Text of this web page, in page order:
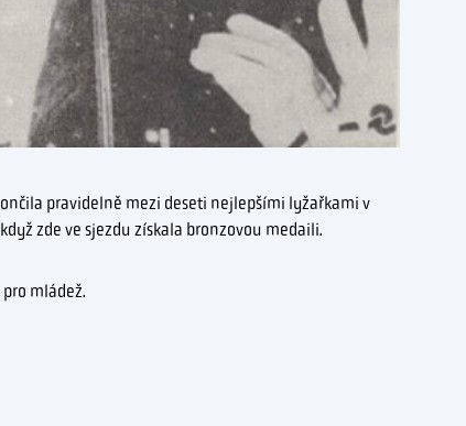
pravidelně mezi deseti nejlepšími lyžařkami v
zde ve sjezdu získala bronzovou medaili.
mládež.